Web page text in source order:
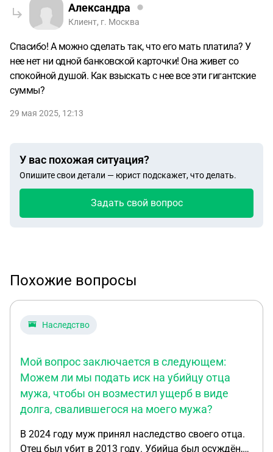
Александра
Клиент, г. Москва
Спасибо! А можно сделать так, что его мать платила? У
нее нет ни одной банковской карточки! Она живет со
спокойной душой. Как взыскать с нее все эти гигантские
суммы?
29 мая 2025, 12:13
У вас похожая ситуация?
Опишите свои детали — юрист подскажет, что делать.
Задать свой вопрос
Похожие вопросы
Наследство
Мой вопрос заключается в следующем:
Можем ли мы подать иск на убийцу отца
мужа, чтобы он возместил ущерб в виде
долга, свалившегося на моего мужа?
В 2024 году муж принял наследство своего отца.
Отец был убит в 2013 году. Убийца был осуждён,